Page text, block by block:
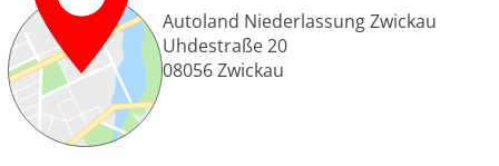
Autoland Niederlassung Zwickau
Uhdestraße 20
08056Zwickau